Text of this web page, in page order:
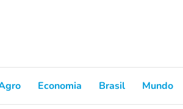
Economia Brasil Mundo